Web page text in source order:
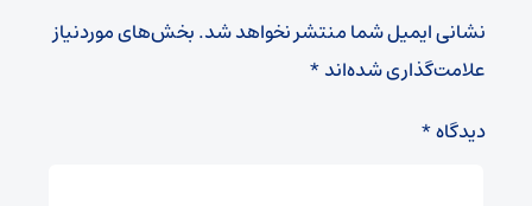
نشانی ایمیل شما منتشر نخواهد شد.بخش‌های موردنیاز
علامت‌گذاری شده‌اند*
دیدگاه*